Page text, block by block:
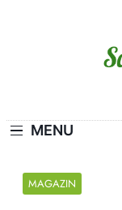
MENU
MAGAZIN